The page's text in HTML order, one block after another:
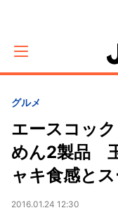
グルメ
エースコッ
めん2製品
ャキ食感と
2016.01.24 12:30